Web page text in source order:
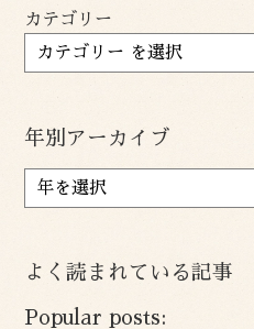
カテゴリー
年別アーカイブ
ア
ー
イ
ブ
よく読まれている記事
Popular posts: